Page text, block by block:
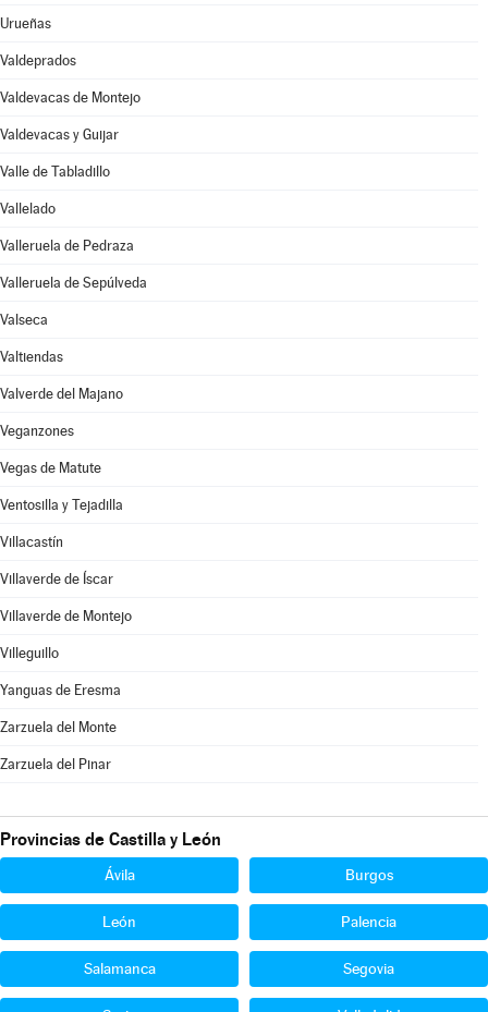
Urueñas
Valdeprados
Valdevacas de Montejo
Valdevacas y Guijar
Valle de Tabladillo
Vallelado
Valleruela de Pedraza
Valleruela de Sepúlveda
Valseca
Valtiendas
Valverde del Majano
Veganzones
Vegas de Matute
Ventosilla y Tejadilla
Villacastín
Villaverde de Íscar
Villaverde de Montejo
Villeguillo
Yanguas de Eresma
Zarzuela del Monte
Zarzuela del Pinar
Provincias de Castilla y León
Ávila Burgos
León Palencia
Salamanca Segovia